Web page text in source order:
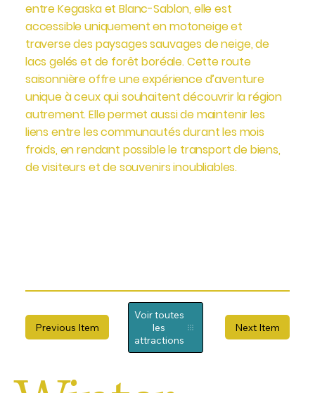
Previous Item
Voir toutes
les
attractions
Next Item
entre Kegaska et Blanc-Sablon, elle est
accessible uniquement en motoneige et
traverse des paysages sauvages de neige, de
lacs gelés et de forêt boréale. Cette route
saisonnière offre une expérience d’aventure
unique à ceux qui souhaitent découvrir la région
autrement. Elle permet aussi de maintenir les
liens entre les communautés durant les mois
froids, en rendant possible le transport de biens,
de visiteurs et de souvenirs inoubliables.